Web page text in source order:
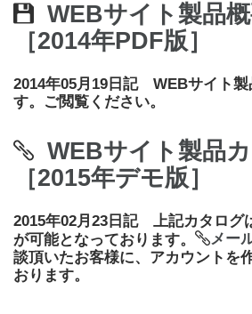
WEBサイト製品
［2014年PDF版］
2014年05月19日記 WEBサイト製
す。ご閲覧ください。
WEBサイト製品
［2015年デモ版］
2015年02月23日記 上記カタログ
が可能となっております。
メー
談頂いたお客様に、アカウントを
おります。